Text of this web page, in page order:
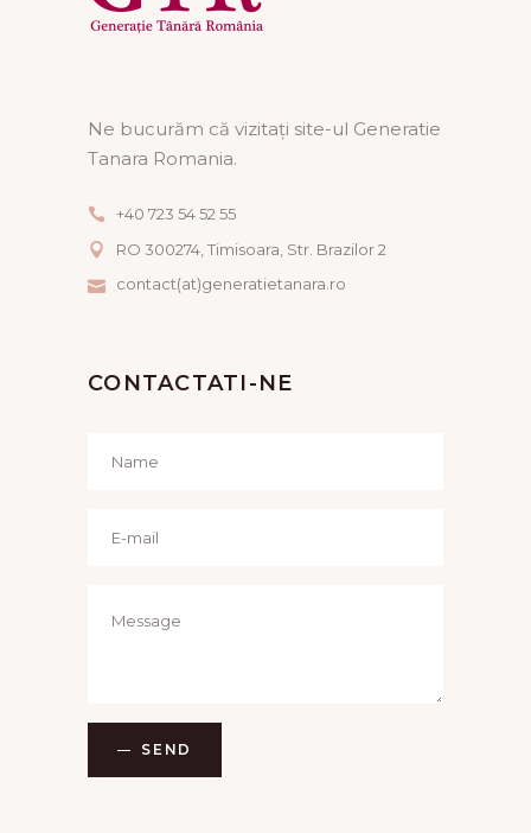
Ne bucurăm că vizitați site-ul Generatie
Tanara Romania.
+40 723 54 52 55
RO 300274, Timisoara, Str. Brazilor 2
contact(at)generatietanara.ro
CONTACTATI-NE
SEND